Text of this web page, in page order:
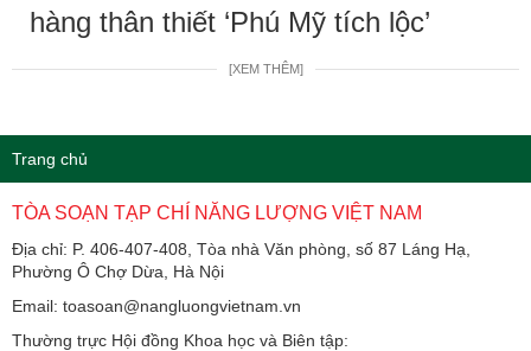
hàng thân thiết ‘Phú Mỹ tích lộc’
[XEM THÊM]
Trang chủ
TÒA SOẠN TẠP CHÍ NĂNG LƯỢNG VIỆT NAM
Địa chỉ: P. 406-407-408, Tòa nhà Văn phòng, số 87 Láng Hạ,
Phường Ô Chợ Dừa, Hà Nội
Email: toasoan@nangluongvietnam.vn
Thường trực Hội đồng Khoa học và Biên tập: